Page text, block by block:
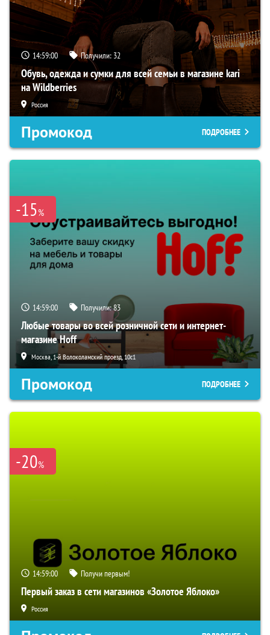
14:59:00 Получили: 32
Обувь, одежда и сумки для всей семьи в магазине kari
на Wildberries
Россия
Промокод ПОДРОБНЕЕ
-15%
14:59:00 Получили:83
Любые товары во всей розничной сети и интернет-
магазине Hoff
Москва, 1-й Волоколамский проезд, 10с1
Промокод ПОДРОБНЕЕ
-20%
14:59:00 Получи первым!
Первый заказ в сети магазинов «Золотое Яблоко»
Россия